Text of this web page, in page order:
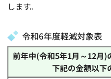
します。
令和6年度軽減対象表
前年中(令和5年1月～12月)
下記の金額以下